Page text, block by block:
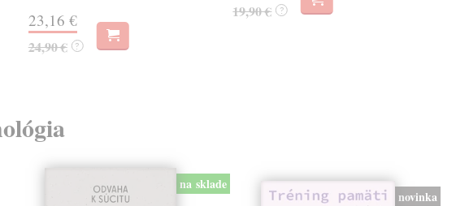
23,16 €
24,90 € ?
19,90 € ?
na sklade
novinka